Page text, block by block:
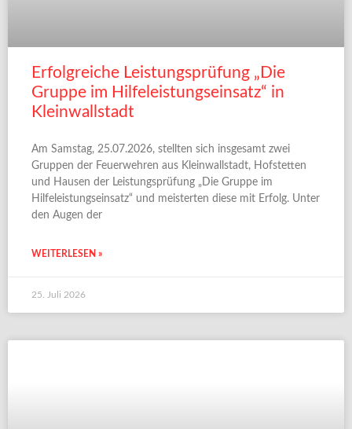
Erfolgreiche Leistungsprüfung „Die
Gruppe im Hilfeleistungseinsatz“ in
Kleinwallstadt
Am Samstag, 25.07.2026, stellten sich insgesamt zwei
Gruppen der Feuerwehren aus Kleinwallstadt, Hofstetten
und Hausen der Leistungsprüfung „Die Gruppe im
Hilfeleistungseinsatz“ und meisterten diese mit Erfolg. Unter
den Augen der
WEITERLESEN »
25. Juli 2026